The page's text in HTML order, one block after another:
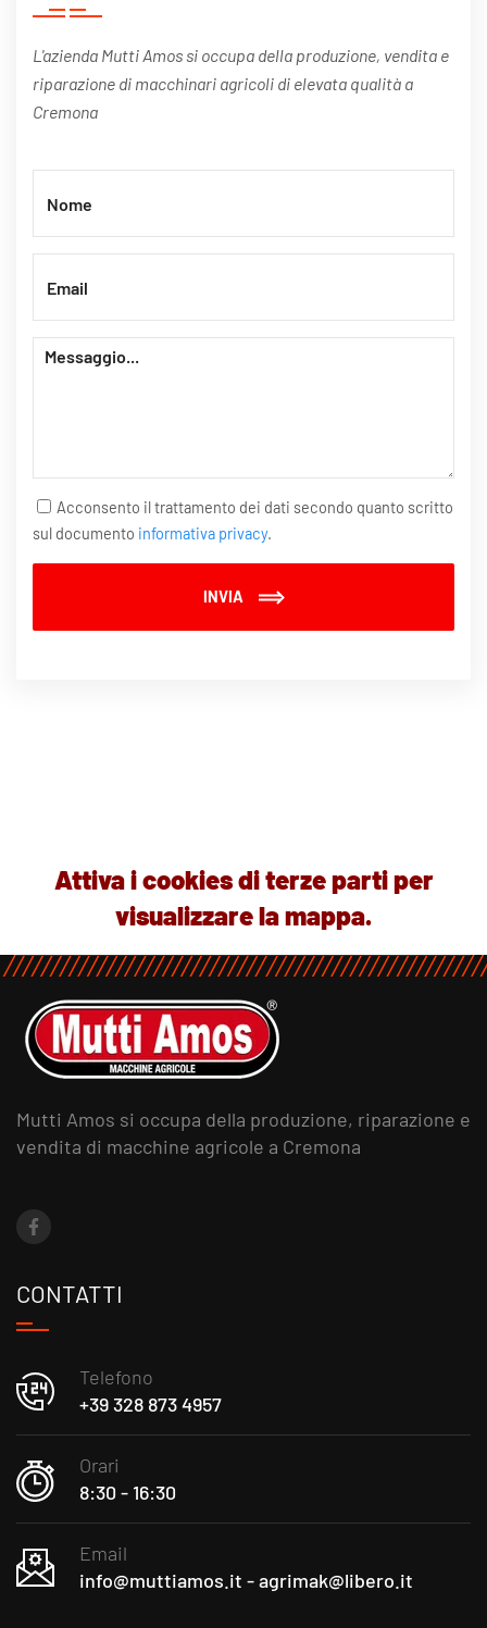
L'azienda Mutti Amos si occupa della produzione, vendita e
riparazione di macchinari agricoli di elevata qualità a
Cremona
Acconsento il trattamento dei dati secondo quanto scritto
sul documento informativa privacy.
INVIA
Attiva i cookies di terze parti per
visualizzare la mappa.
Mutti Amos si occupa della produzione, riparazione e
vendita di macchine agricole a Cremona
CONTATTI
Telefono
+39 328 873 4957
Orari
8:30 - 16:30
Email
info@muttiamos.it - agrimak@libero.it